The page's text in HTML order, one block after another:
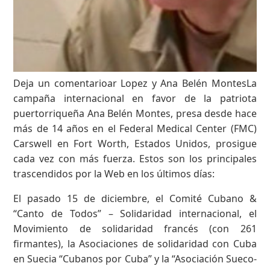
Deja un comentarioar Lopez y Ana Belén MontesLa
campaña internacional en favor de la patriota
puertorriqueña Ana Belén Montes, presa desde hace
más de 14 años en el Federal Medical Center (FMC)
Carswell en Fort Worth, Estados Unidos, prosigue
cada vez con más fuerza. Estos son los principales
trascendidos por la Web en los últimos días:
El pasado 15 de diciembre, el Comité Cubano &
“Canto de Todos” – Solidaridad internacional, el
Movimiento de solidaridad francés (con 261
firmantes), la Asociaciones de solidaridad con Cuba
en Suecia “Cubanos por Cuba” y la “Asociación Sueco-